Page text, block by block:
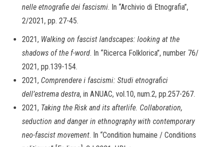
nelle etnografie dei fascismi. In “Archivio di Etnografia”,
2/2021, pp. 27-45.
2021, Walking on fascist landscapes: looking at the
shadows of the f-word. In “Ricerca Folklorica”, number 76/
2021, pp.139-154.
2021, Comprendere i fascismi: Studi etnografici
dell’estrema destra, in ANUAC, vol.10, num.2, pp.257-267.
2021, Taking the Risk and its afterlife. Collaboration,
seduction and danger in ethnography with contemporary
neo-fascist movement. In “Condition humaine / Conditions